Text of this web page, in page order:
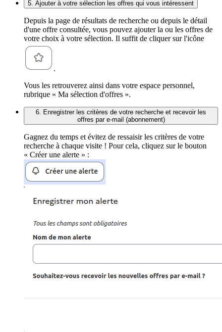
5. Ajouter à votre sélection les offres qui vous intéressent
Depuis la page de résultats de recherche ou depuis le détail
d'une offre consultée, vous pouvez ajouter la ou les offres de
votre choix à votre sélection. Il suffit de cliquer sur l'icône
.
Vous les retrouverez ainsi dans votre espace personnel,
rubrique « Ma sélection d'offres ».
6. Enregistrer les critères de votre recherche et recevoir les
offres par e-mail (abonnement)
Gagnez du temps et évitez de ressaisir les critères de votre
recherche à chaque visite ! Pour cela, cliquez sur le bouton
« Créer une alerte » :